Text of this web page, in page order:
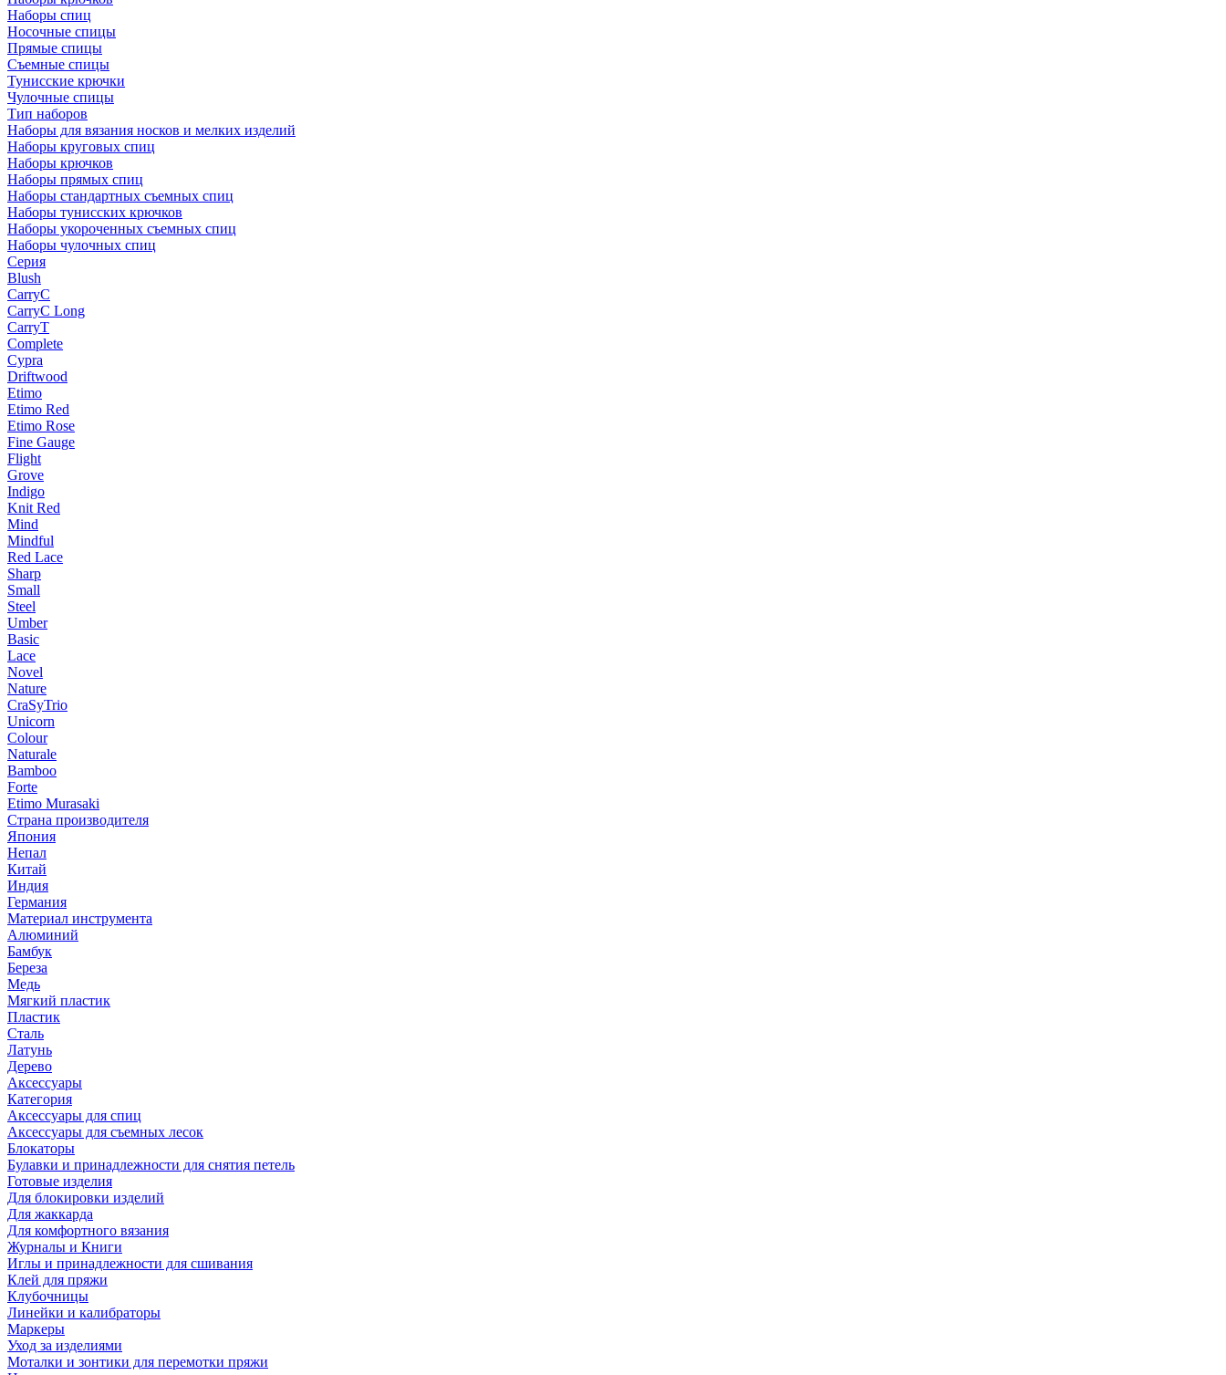
Наборы спиц
Носочные спицы
Прямые спицы
Съемные спицы
Тунисские крючки
Чулочные спицы
Тип наборов
Наборы для вязания носков и мелких изделий
Наборы круговых спиц
Наборы крючков
Наборы прямых спиц
Наборы стандартных съемных спиц
Наборы тунисских крючков
Наборы укороченных съемных спиц
Наборы чулочных спиц
Серия
Blush
CarryC
CarryC Long
CarryT
Complete
Cypra
Driftwood
Etimo
Etimo Red
Etimo Rose
Fine Gauge
Flight
Grove
Indigo
Knit Red
Mind
Mindful
Red Lace
Sharp
Small
Steel
Umber
Basic
Lace
Novel
Nature
CraSyTrio
Unicorn
Colour
Naturale
Bamboo
Forte
Etimo Murasaki
Страна производителя
Япония
Непал
Китай
Индия
Германия
Материал инструмента
Алюминий
Бамбук
Береза
Медь
Мягкий пластик
Пластик
Сталь
Латунь
Дерево
Аксессуары
Категория
Аксессуары для спиц
Аксессуары для съемных лесок
Блокаторы
Булавки и принадлежности для снятия петель
Готовые изделия
Для блокировки изделий
Для жаккарда
Для комфортного вязания
Журналы и Книги
Иглы и принадлежности для сшивания
Клей для пряжи
Клубочницы
Линейки и калибраторы
Маркеры
Уход за изделиями
Моталки и зонтики для перемотки пряжи